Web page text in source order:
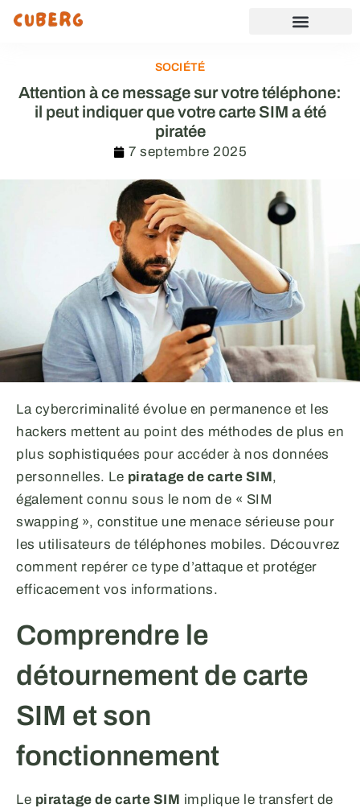
SOCIÉTÉ
Attention à ce message sur votre téléphone:
il peut indiquer que votre carte SIM a été
piratée
7 septembre 2025
La cybercriminalité évolue en permanence et les
hackers mettent au point des méthodes de plus en
plus sophistiquées pour accéder à nos données
personnelles. Le piratage de carte SIM,
également connu sous le nom de « SIM
swapping », constitue une menace sérieuse pour
les utilisateurs de téléphones mobiles. Découvrez
comment repérer ce type d’attaque et protéger
efficacement vos informations.
Comprendre le
détournement de carte
SIM et son
fonctionnement
Le piratage de carte SIM implique le transfert de